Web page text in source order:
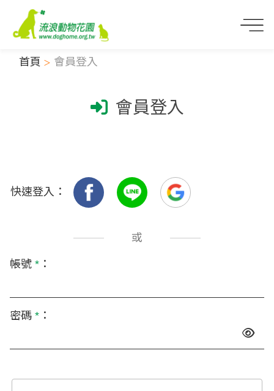
首頁 會員登入
會員登入
快速登入：
或
帳號 * ：
密碼 * ：